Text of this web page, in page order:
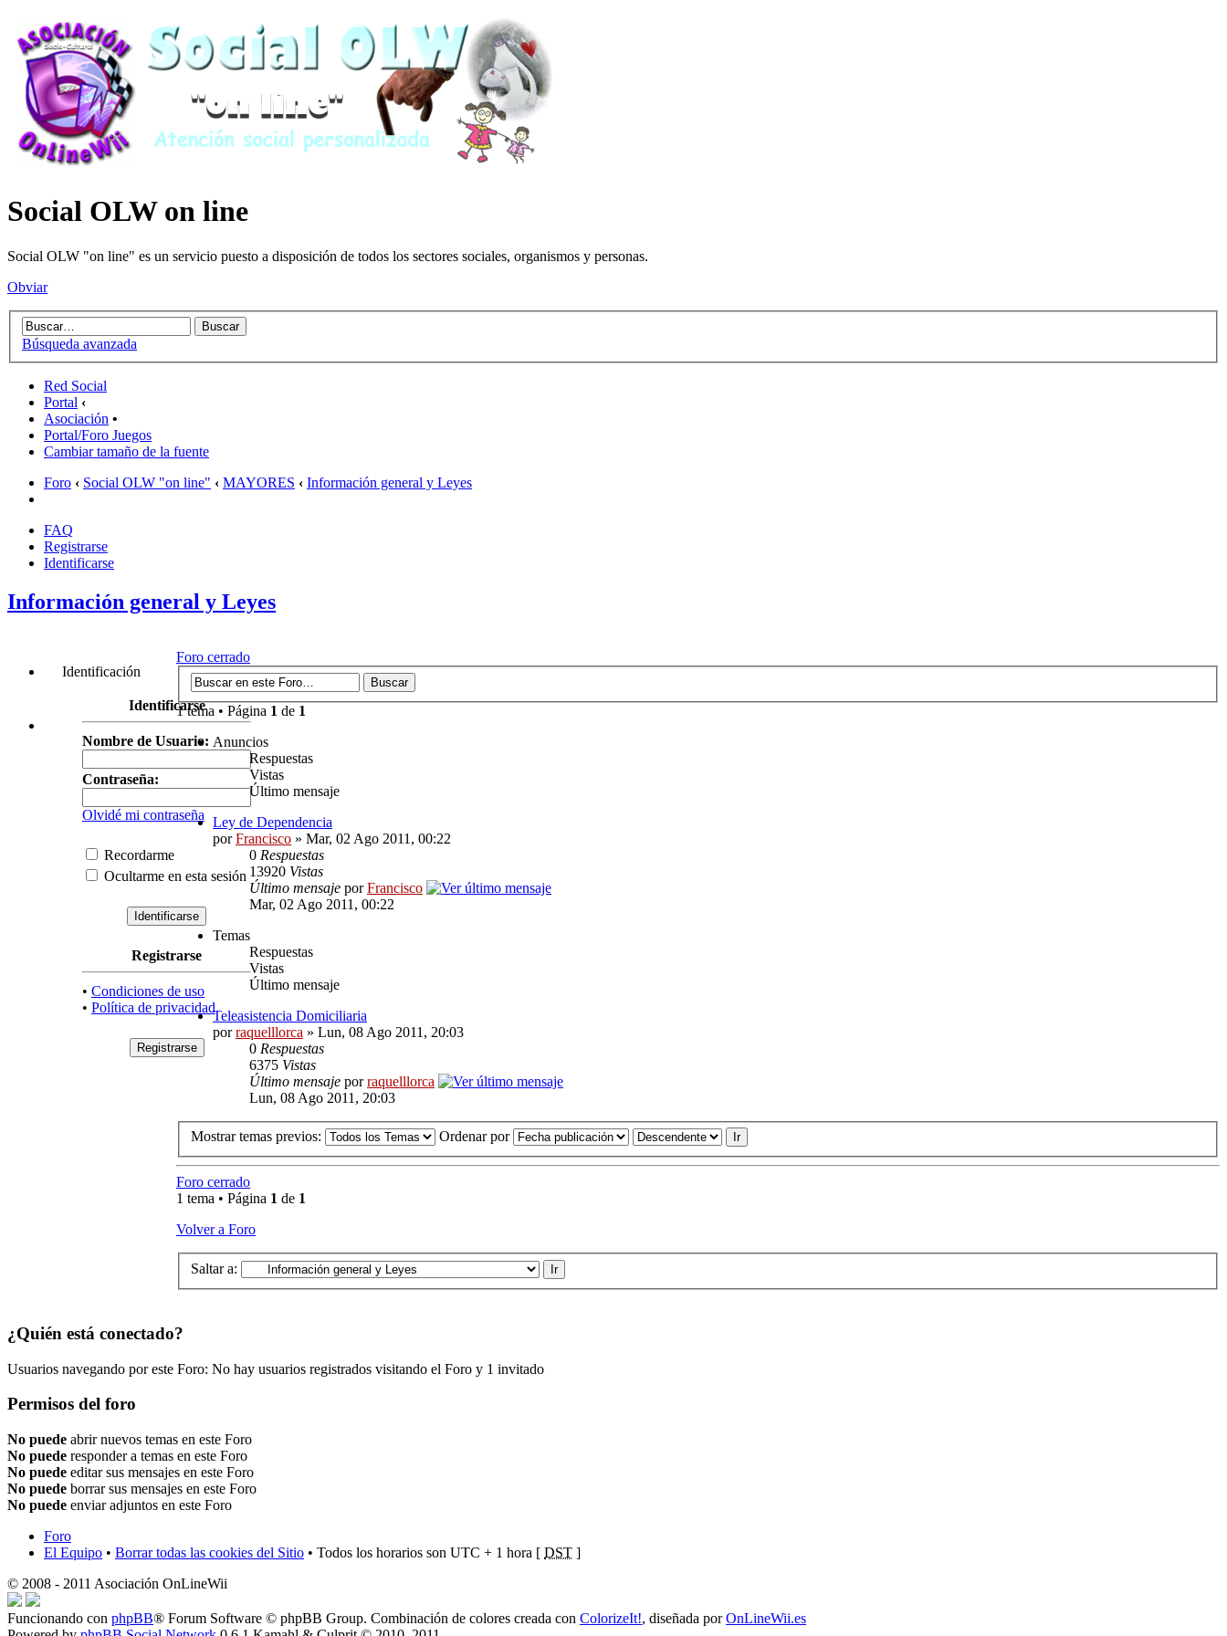
Social OLW on line
Social OLW "on line" es un servicio puesto a disposición de todos los sectores sociales, organismos y personas.
Obviar
Búsqueda avanzada
Red Social
Portal ‹
Asociación •
Portal/Foro Juegos
Cambiar tamaño de la fuente
Foro ‹ Social OLW "on line" ‹ MAYORES ‹ Información general y Leyes
FAQ
Registrarse
Identificarse
Información general y Leyes
Identificación
Identificarse
Nombre de Usuario:
Contraseña:
Olvidé mi contraseña
Recordarme
Ocultarme en esta sesión
Registrarse
• Condiciones de uso
• Política de privacidad
Foro cerrado
1 tema • Página 1 de 1
Anuncios
Respuestas
Vistas
Último mensaje
Ley de Dependencia
porFrancisco » Mar, 02 Ago 2011, 00:22
0 Respuestas
13920 Vistas
Último mensaje porFrancisco
Mar, 02 Ago 2011, 00:22
Temas
Respuestas
Vistas
Último mensaje
Teleasistencia Domiciliaria
porraquelllorca » Lun, 08 Ago 2011, 20:03
0 Respuestas
6375 Vistas
Último mensaje porraquelllorca
Lun, 08 Ago 2011, 20:03
Mostrar temas previos: Ordenar por
Foro cerrado
1 tema • Página 1 de 1
Volver a Foro
Saltar a:
¿Quién está conectado?
Usuarios navegando por este Foro: No hay usuarios registrados visitando el Foro y 1 invitado
Permisos del foro
No puede abrir nuevos temas en este Foro
No puede responder a temas en este Foro
No puede editar sus mensajes en este Foro
No puede borrar sus mensajes en este Foro
No puede enviar adjuntos en este Foro
Foro
El Equipo • Borrar todas las cookies del Sitio • Todos los horarios son UTC + 1 hora [ DST ]
© 2008 - 2011 Asociación OnLineWii
Funcionando con phpBB® Forum Software © phpBB Group. Combinación de colores creada con ColorizeIt!, diseñada porOnLineWii.es